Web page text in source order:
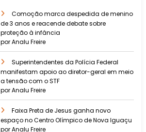
Comoção marca despedida de menino
de 3 anos e reacende debate sobre
proteção à infância
por Analu Freire
Superintendentes da Polícia Federal
manifestam apoio ao diretor-geral em meio
a tensão com o STF
por Analu Freire
Faixa Preta de Jesus ganha novo
espaço no Centro Olímpico de Nova Iguaçu
por Analu Freire